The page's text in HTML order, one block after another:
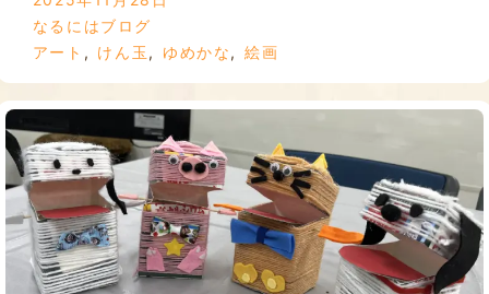
なるにはブログ
アート , けん玉 , ゆめかな,絵画